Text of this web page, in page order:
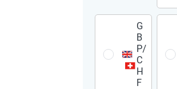
G
B
P/
C
H
F